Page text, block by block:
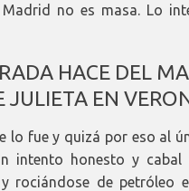
no es masa. Lo
HACE DEL
JULIETA EN
lo fue y quizá por eso al
intento honesto y
rociándose de petróleo